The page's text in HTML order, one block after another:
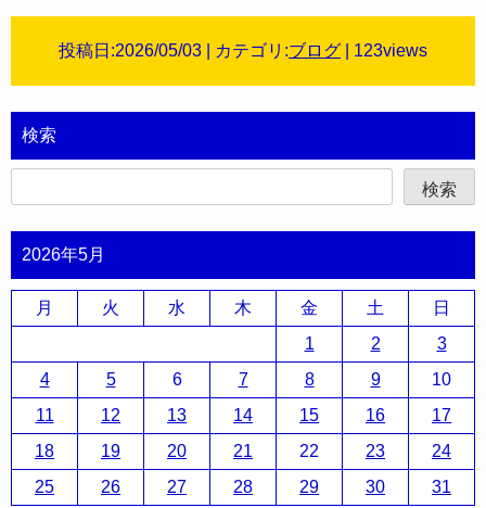
投稿日:2026/05/03 | カテゴリ:ブログ | 123views
検索
検索
2026年5月
月 火 水 木 金 土
日
1
2
3
4
5 6 7 8 9
10
11
12 13 14 15 16
17
18
19 20 21 22 23
24
25
26 27 28 29 30
31